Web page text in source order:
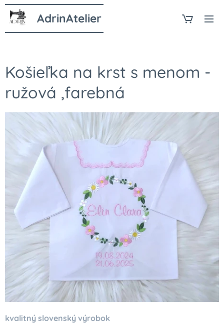
AdrinAtelier
Košieľka na krst s menom -
ružová ,farebná
kvalitný slovenský výrobok